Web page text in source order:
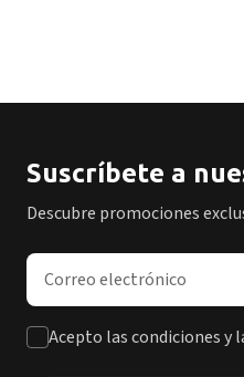
Suscríbete a
Descubre promociones
Dirección de correo
Acepto las condiciones y